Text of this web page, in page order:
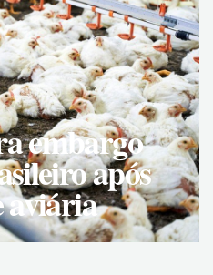
embargo
após
aviária